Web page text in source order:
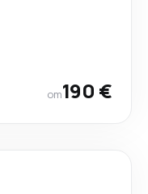
от190 €